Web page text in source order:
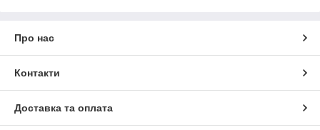
Про нас
Контакти
Доставка та оплата